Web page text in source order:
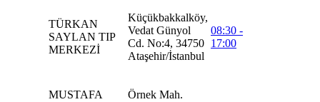
TÜRKAN
SAYLAN TIP
MERKEZİ
Küçükbakkalköy,
Vedat Günyol
Cd. No:4, 34750
Ataşehir/İstanbul
08:30 -
17:00
MUSTAFA
Örnek Mah.